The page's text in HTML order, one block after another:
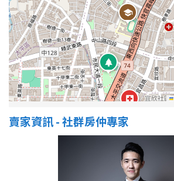
賣家資訊 - 社群房仲專家